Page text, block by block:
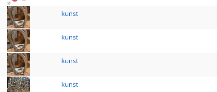
kunst
kunst
kunst
kunst